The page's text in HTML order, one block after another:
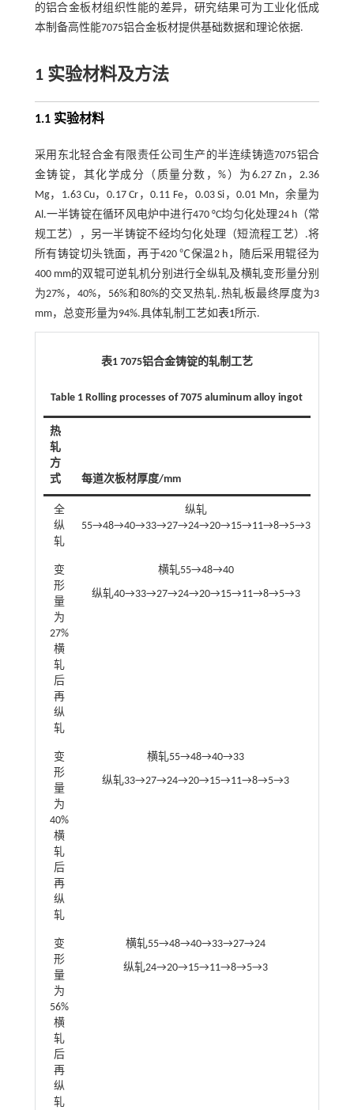
的铝合金板材组织性能的差异，研究结果可为工业化低成
本制备高性能7075铝合金板材提供基础数据和理论依据.
1 实验材料及方法
1.1 实验材料
采用东北轻合金有限责任公司生产的半连续铸造7075铝合
金铸锭，其化学成分（质量分数，%）为6.27 Zn，2.36
Mg，1.63 Cu，0.17 Cr，0.11 Fe，0.03 Si，0.01 Mn，余量为
Al.一半铸锭在循环风电炉中进行470 °C均匀化处理24 h（常
规工艺），另一半铸锭不经均匀化处理（短流程工艺）.将
所有铸锭切头铣面，再于420 ℃保温2 h，随后采用辊径为
400 mm的双辊可逆轧机分别进行全纵轧及横轧变形量分别
为27%，40%，56%和80%的交叉热轧.热轧板最终厚度为3
mm，总变形量为94%.具体轧制工艺如表1所示.
表1 7075铝合金铸锭的轧制工艺
Table 1 Rolling processes of 7075 aluminum alloy ingot
热
轧
方
式
每道次板材厚度/mm
全
纵
轧
纵轧
55→48→40→33→27→24→20→15→11→8→5→3
变
形
量
为
27%
横
轧
后
再
纵
轧
横轧55→48→40
纵轧40→33→27→24→20→15→11→8→5→3
变
形
量
为
40%
横
轧
后
再
纵
轧
横轧55→48→40→33
纵轧33→27→24→20→15→11→8→5→3
变
形
量
为
56%
横
轧
后
再
纵
轧
横轧55→48→40→33→27→24
纵轧24→20→15→11→8→5→3